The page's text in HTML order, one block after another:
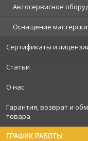
Автосервисное
Оснащение
Сертификаты и
Статьи
О нас
Гарантия, возврат и
товара
ГРАФИК РАБОТЫ